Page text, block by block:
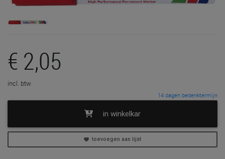
€ 2,05
incl. btw
14 dagen bedenktermijn
in winkelkar
toevoegen aan lijst